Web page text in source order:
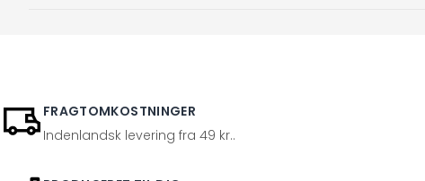
FRAGTOMKOSTNINGER
Indenlandsk levering fra 49 kr..